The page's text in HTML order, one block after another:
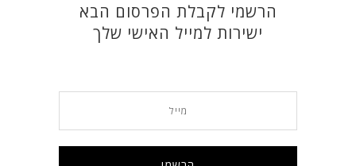
הרשמי לקבלת הפרסום הבא
ישירות למייל האישי שלך